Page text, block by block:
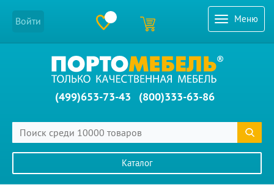
Меню
Войти
(499)653-73-43 (800)333-63-86
Каталог